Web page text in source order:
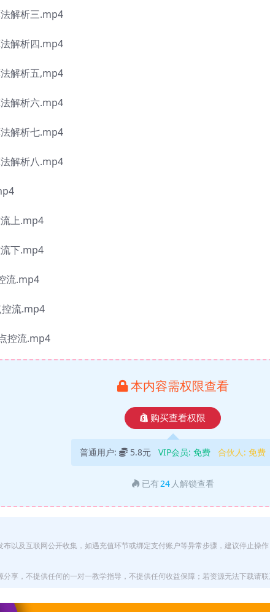
解析三.mp4
解析四.mp4
解析五,mp4
解析六.mp4
解析七.mp4
解析八.mp4
上.mp4
下.mp4
流.mp4
流.mp4
控流.mp4
本内容需权限查看
购买查看权限
普通用户: 5.8元 VIP会员: 免费 合伙人: 免费
已有24 人解锁查看
布以及互联网公开收集，如遇充值环节或绑定支付账户等异常步骤，建议停止操
分享，不提供任何的一对一教学指导，不提供任何收益保障；若资源无法下载请